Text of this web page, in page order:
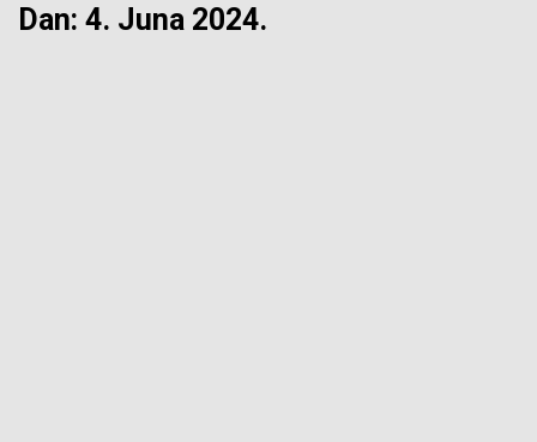
Dan: 4. Juna 2024.